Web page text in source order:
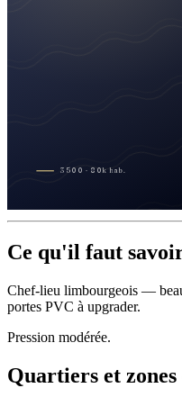
3500 · 80 k hab.
Ce qu'il faut
Chef-lieu limbourgeois —
portes PVC à upgrader.
Pression modérée.
Quartiers et zones